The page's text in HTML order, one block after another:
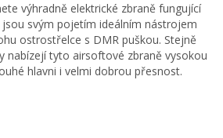
výhradně elektrické zbraně fungující
jsou svým pojetím ideálním nástrojem
ostrostřelce s DMR puškou. Stejně
nabízejí tyto airsoftové zbraně vysokou
hlavni i velmi dobrou přesnost.